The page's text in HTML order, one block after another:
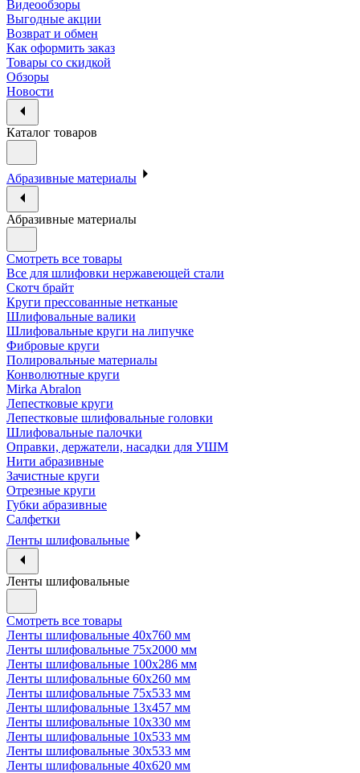
Видеообзоры
Выгодные акции
Возврат и обмен
Как оформить заказ
Товары со скидкой
Обзоры
Новости
Каталог товаров
Абразивные материалы
Абразивные материалы
Смотреть все товары
Все для шлифовки нержавеющей стали
Скотч брайт
Круги прессованные нетканые
Шлифовальные валики
Шлифовальные круги на липучке
Фибровые круги
Полировальные материалы
Конволютные круги
Mirka Abralon
Лепестковые круги
Лепестковые шлифовальные головки
Шлифовальные палочки
Оправки, держатели, насадки для УШМ
Нити абразивные
Зачистные круги
Отрезные круги
Губки абразивные
Салфетки
Ленты шлифовальные
Ленты шлифовальные
Смотреть все товары
Ленты шлифовальные 40х760 мм
Ленты шлифовальные 75х2000 мм
Ленты шлифовальные 100х286 мм
Ленты шлифовальные 60х260 мм
Ленты шлифовальные 75х533 мм
Ленты шлифовальные 13х457 мм
Ленты шлифовальные 10х330 мм
Ленты шлифовальные 10х533 мм
Ленты шлифовальные 30х533 мм
Ленты шлифовальные 40х620 мм